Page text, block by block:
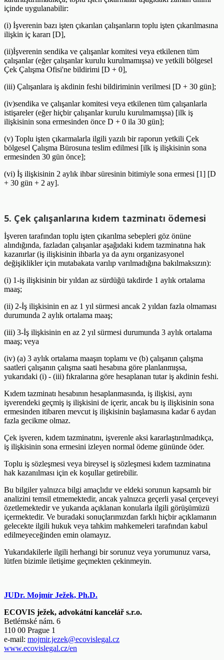
içinde uygulanabilir:
(i) İşverenin bazı işten çıkarılan çalışanların toplu işten çıkarılmasına
ilişkin iç kararı [D],
(ii)İşverenin sendika ve çalışanlar komitesi veya etkilenen tüm
çalışanlar (eğer çalışanlar kurulu kurulmamışsa) ve yetkili bölgesel
Çek Çalışma Ofisi'ne bildirimi [D + 0],
(iii) Çalışanlara iş akdinin feshi bildiriminin verilmesi [D + 30 gün];
(iv)sendika ve çalışanlar komitesi veya etkilenen tüm çalışanlarla
istişareler (eğer hiçbir çalışanlar kurulu kurulmamışsa) [ilk iş
ilişkisinin sona ermesinden önce D + 0 ila 30 gün];
(v) Toplu işten çıkarmalarla ilgili yazılı bir raporun yetkili Çek
bölgesel Çalışma Bürosuna teslim edilmesi [ilk iş ilişkisinin sona
ermesinden 30 gün önce];
(vi) İş ilişkisinin 2 aylık ihbar süresinin bitimiyle sona ermesi [1] [D
+ 30 gün + 2 ay].
5. Çek çalışanlarına kıdem tazminatı ödemesi
İşveren tarafından toplu işten çıkarılma sebepleri göz önüne
alındığında, fazladan çalışanlar aşağıdaki kıdem tazminatına hak
kazanırlar (iş ilişkisinin ihbarla ya da aynı organizasyonel
değişiklikler için mutabakata varılıp varılmadığına bakılmaksızın):
(i) 1-iş ilişkisinin bir yıldan az sürdüğü takdirde 1 aylık ortalama
maaş;
(ii) 2-İş ilişkisinin en az 1 yıl sürmesi ancak 2 yıldan fazla olmaması
durumunda 2 aylık ortalama maaş;
(iii) 3-İş ilişkisinin en az 2 yıl sürmesi durumunda 3 aylık ortalama
maaş; veya
(iv) (a) 3 aylık ortalama maaşın toplamı ve (b) çalışanın çalışma
saatleri çalışanın çalışma saati hesabına göre planlanmışsa,
yukarıdaki (i) - (iii) fıkralarına göre hesaplanan tutar iş akdinin feshi.
Kıdem tazminatı hesabının hesaplanmasında, iş ilişkisi, aynı
işverendeki geçmiş iş ilişkisini de içerir, ancak bu iş ilişkisinin sona
ermesinden itibaren mevcut iş ilişkisinin başlamasına kadar 6 aydan
fazla gecikme olmaz.
Çek işveren, kıdem tazminatını, işverenle aksi kararlaştırılmadıkça,
iş ilişkisinin sona ermesini izleyen normal ödeme gününde öder.
Toplu iş sözleşmesi veya bireysel iş sözleşmesi kıdem tazminatına
hak kazanılması için ek koşullar getirebilir.
Bu bilgiler yalnızca bilgi amaçlıdır ve eldeki sorunun kapsamlı bir
analizini temsil etmemektedir, ancak yalnızca geçerli yasal çerçeveyi
özetlemektedir ve yukarıda açıklanan konularla ilgili görüşümüzü
içermektedir. Ve buradaki sonuçlarımızdan farklı hiçbir açıklamanın
gelecekte ilgili hukuk veya tahkim mahkemeleri tarafından kabul
edilmeyeceğinden emin olamayız.
Yukarıdakilerle ilgili herhangi bir sorunuz veya yorumunuz varsa,
lütfen bizimle iletişime geçmekten çekinmeyin.
JUDr. Mojmír Ježek, Ph.D.
ECOVIS ježek, advokátní kancelář s.r.o.
Betlémské nám. 6
110 00 Prague 1
e-mail: mojmir.jezek@ecovislegal.cz
www.ecovislegal.cz/en